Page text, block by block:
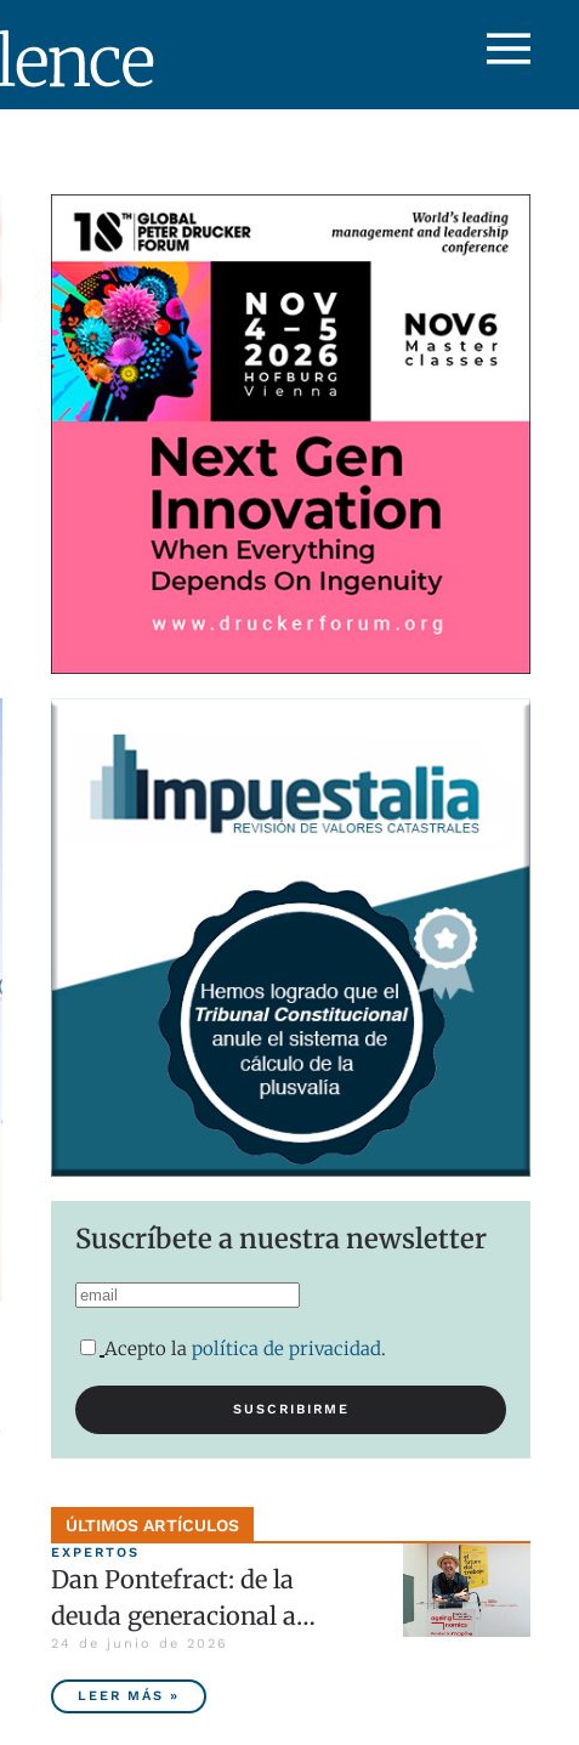
Suscríbete a nuestra newsletter
Acepto lapolítica de privacidad.
ÚLTIMOS ARTÍCULOS
EXPERTOS
Dan Pontefract: de la
deuda generacional a…
24 de junio de 2026
LEER MÁS »